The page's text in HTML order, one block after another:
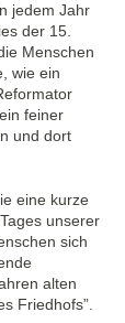
jedem Jahr
der 15.
Menschen
wie ein
feiner
und dort
eine kurze
unserer
sich
alten
Friedhofs”.